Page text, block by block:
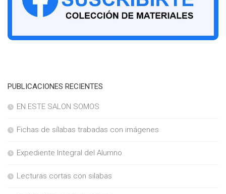
PUBLICACIONES RECIENTES
EN ESTE SALON SOMOS
Fichas de sílabas trabadas con imágenes
Expediente Integral del Alumno
Lecturas cortas con silabas